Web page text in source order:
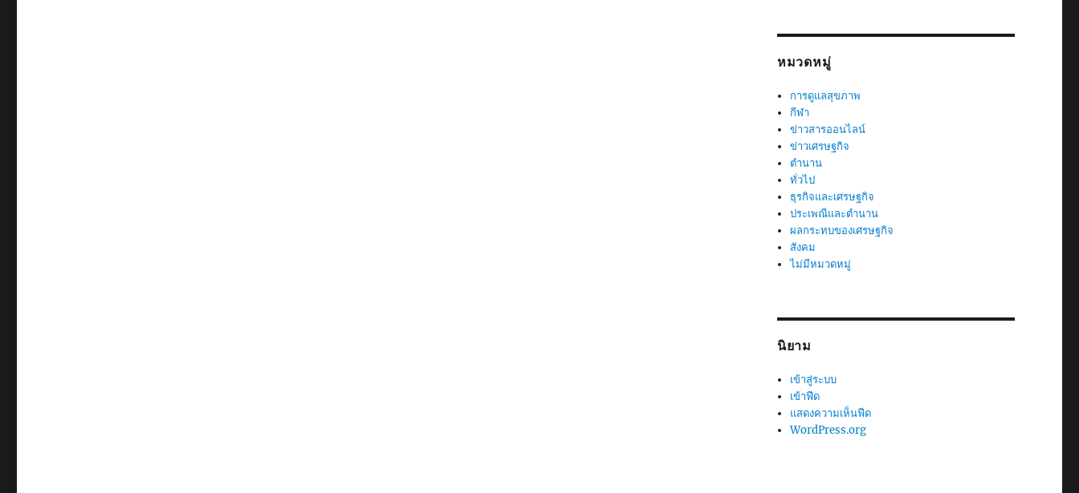
หมวดหมู่
การดูแลสุขภาพ
กีฬา
ข่าวสารออนไลน์
ข่าวเศรษฐกิจ
ตำนาน
ทั่วไป
ธุรกิจและเศรษฐกิจ
ประเพณีและตำนาน
ผลกระทบของเศรษฐกิจ
สังคม
ไม่มีหมวดหมู่
นิยาม
เข้าสู่ระบบ
เข้าฟีด
แสดงความเห็นฟีด
WordPress.org